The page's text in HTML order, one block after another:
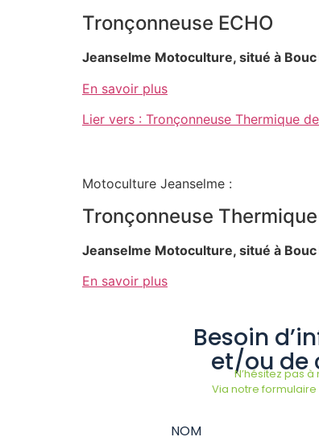
Tronçonneuse ECHO
Jeanselme Motoculture, situé à
En savoir plus
Lier vers : Tronçonneuse Thermique
Motoculture Jeanselme :
Tronçonneuse
Jeanselme Motoculture, situé à
En savoir plus
Besoin
et/ou de
N’hésitez pas
Via notre formulaire
NOM